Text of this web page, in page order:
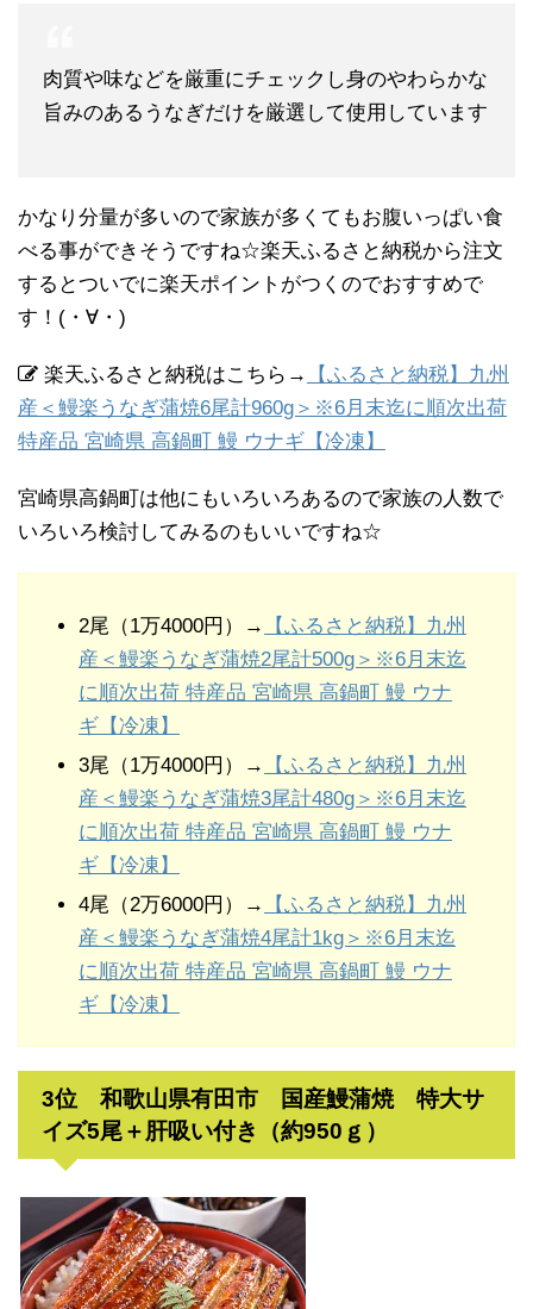
肉質や味などを厳重にチェックし身のやわらかな
旨みのあるうなぎだけを厳選して使用しています
かなり分量が多いので家族が多くてもお腹いっぱい食
べる事ができそうですね☆楽天ふるさと納税から注文
するとついでに楽天ポイントがつくのでおすすめで
す！(・∀・)
楽天ふるさと納税はこちら→
【ふるさと納税】九州
産＜鰻楽うなぎ蒲焼6尾計960g＞※6月末迄に順次出荷
特産品 宮崎県 高鍋町 鰻 ウナギ【冷凍】
宮崎県高鍋町は他にもいろいろあるので家族の人数で
いろいろ検討してみるのもいいですね☆
2尾（1万4000円）→
【ふるさと納税】九州
産＜鰻楽うなぎ蒲焼2尾計500g＞※6月末迄
に順次出荷 特産品 宮崎県 高鍋町 鰻 ウナ
ギ【冷凍】
3尾（1万4000円）→
【ふるさと納税】九州
産＜鰻楽うなぎ蒲焼3尾計480g＞※6月末迄
に順次出荷 特産品 宮崎県 高鍋町 鰻 ウナ
ギ【冷凍】
4尾（2万6000円）→
【ふるさと納税】九州
産＜鰻楽うなぎ蒲焼4尾計1kg＞※6月末迄
に順次出荷 特産品 宮崎県 高鍋町 鰻 ウナ
ギ【冷凍】
3位 和歌山県有田市 国産鰻蒲焼 特大サ
イズ5尾＋肝吸い付き（約950ｇ）